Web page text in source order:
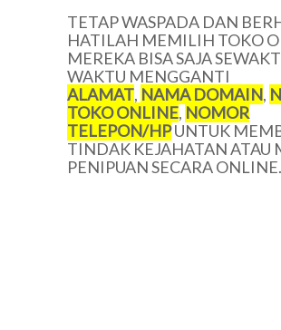
TETAP WASPADA DAN
HATILAH MEMILIH TOKO
MEREKA BISA SAJA
WAKTU MENGGANTI
ALAMAT, NAMA DOMAIN,
TOKO ONLINE, NOMOR
TELEPON/HPUNTUK
TINDAK KEJAHATAN ATAU
PENIPUAN SECARA ONLINE.